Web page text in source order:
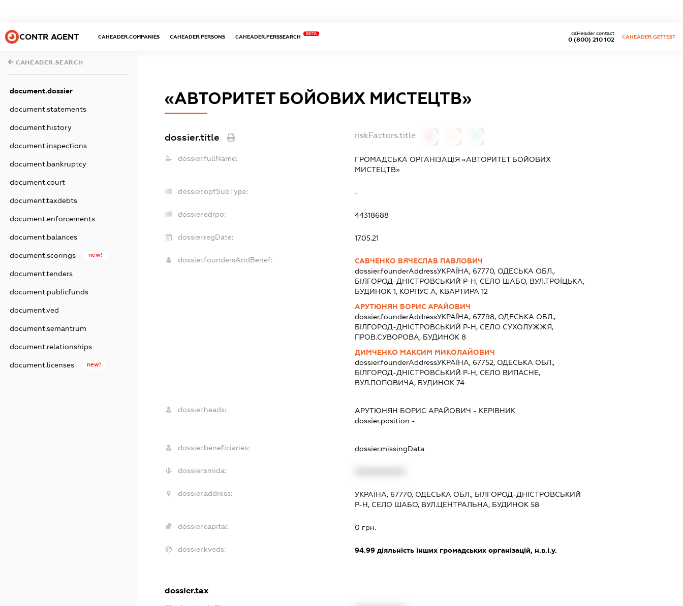
CONTR AGENT CAHEADER.COMPANIES CAHEADER.PERSONS CAHEADER.PERSSEARCH
BETA
0 (800) 210 102
caHeader.contact
CAHEADER.GETTEST
CAHEADER.SEARCH
document.dossier
document.statements
document.history
document.inspections
document.bankruptcy
document.court
document.taxdebts
document.enforcements
document.balances
document.scorings new!
document.tenders
document.publicfunds
document.ved
document.semantrum
document.relationships
document.licenses new!
«АВТОРИТЕТ БОЙОВИХ МИСТЕЦТВ»
dossier.title riskFactors.title
dossier.fullName:
ГРОМАДСЬКА ОРГАНІЗАЦІЯ «АВТОРИТЕТ БОЙОВИХ
МИСТЕЦТВ»
dossier.opfSubType: -
dossier.edrpo: 44318688
dossier.regDate: 17.05.21
dossier.foundersAndBenef:
САВЧЕНКО ВЯЧЕСЛАВ ПАВЛОВИЧ
dossier.founderAddressУКРАЇНА, 67770, ОДЕСЬКА ОБЛ.,
БІЛГОРОД-ДНІСТРОВСЬКИЙ Р-Н, СЕЛО ШАБО, ВУЛ.ТРОЇЦЬКА,
БУДИНОК 1, КОРПУС А, КВАРТИРА 12
АРУТЮНЯН БОРИС АРАЙОВИЧ
dossier.founderAddressУКРАЇНА, 67798, ОДЕСЬКА ОБЛ.,
БІЛГОРОД-ДНІСТРОВСЬКИЙ Р-Н, СЕЛО СУХОЛУЖЖЯ,
ПРОВ.СУВОРОВА, БУДИНОК 8
ДИМЧЕНКО МАКСИМ МИКОЛАЙОВИЧ
dossier.founderAddressУКРАЇНА, 67752, ОДЕСЬКА ОБЛ.,
БІЛГОРОД-ДНІСТРОВСЬКИЙ Р-Н, СЕЛО ВИПАСНЕ,
ВУЛ.ПОПОВИЧА, БУДИНОК 74
dossier.heads: АРУТЮНЯН БОРИС АРАЙОВИЧ - КЕРІВНИК
dossier.position -
dossier.beneficiaries: dossier.missingData
dossier.smida:
dossier.address:
УКРАЇНА, 67770, ОДЕСЬКА ОБЛ., БІЛГОРОД-ДНІСТРОВСЬКИЙ
Р-Н, СЕЛО ШАБО, ВУЛ.ЦЕНТРАЛЬНА, БУДИНОК 58
dossier.capital: 0 грн.
dossier.kveds: 94.99діяльність інших громадських організацій, н.в.і.у.
dossier.tax